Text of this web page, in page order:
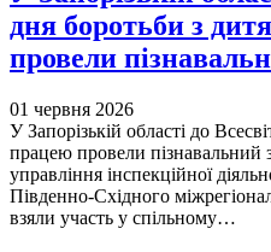
дня боротьби з
провели
01 червня 2026
У Запорізькій області до
працею провели пізнавальний
управління інспекційної
Південно-Східного
взяли участь у спільному…